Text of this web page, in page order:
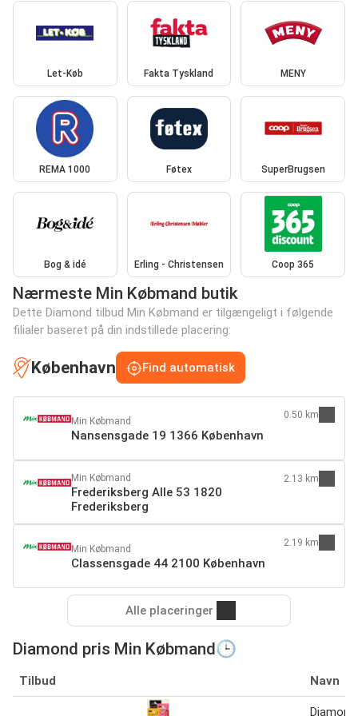
Let-Køb Fakta Tyskland MENY
REMA 1000 Føtex SuperBrugsen
Bog & idé Erling - Christensen Coop 365
Nærmeste Min Købmand butik
Dette Diamond tilbud Min Købmand er tilgængeligt i følgende
filialer baseret på din indstillede placering:
København Find automatisk
Min Købmand
Nansensgade 19 1366 København
0.50 km
Min Købmand
Frederiksberg Alle 53 1820
Frederiksberg
2.13 km
Min Købmand
Classensgade 44 2100 København
2.19 km
Alle placeringer
Diamond pris Min Købmand🕒
Tilbud Navn